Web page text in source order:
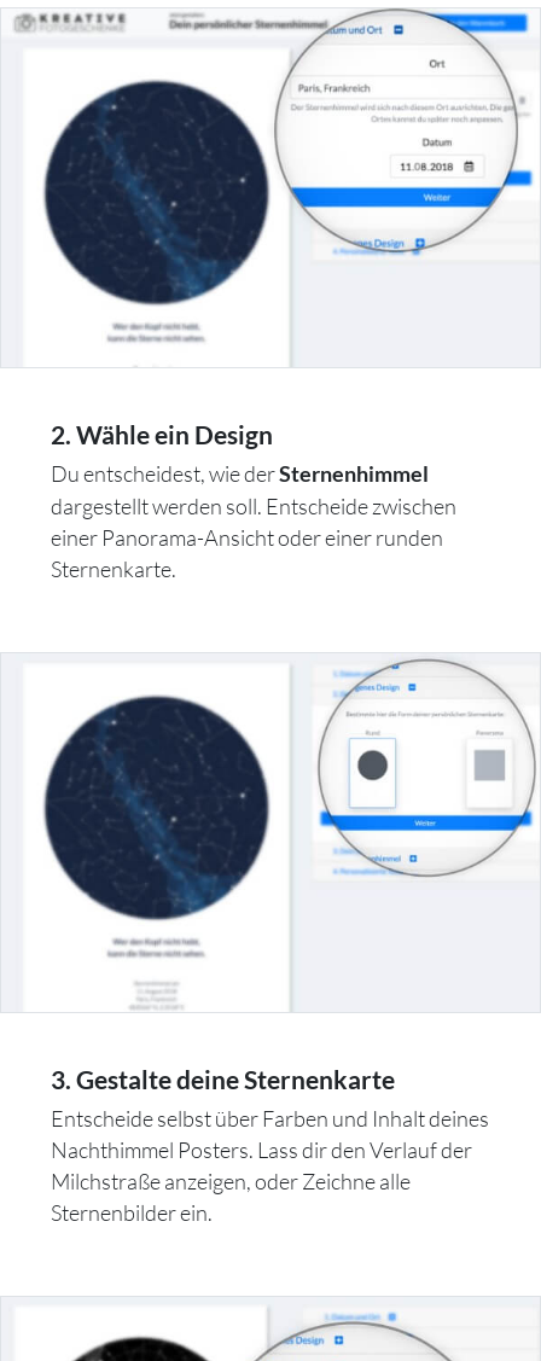
2. Wähle ein Design
Du entscheidest, wie derSternenhimmel
dargestellt werden soll. Entscheide zwischen
einer Panorama-Ansicht oder einer runden
Sternenkarte.
3. Gestalte deine Sternenkarte
Entscheide selbst über Farben und Inhalt deines
Nachthimmel Posters. Lass dir den Verlauf der
Milchstraße anzeigen, oder Zeichne alle
Sternenbilder ein.